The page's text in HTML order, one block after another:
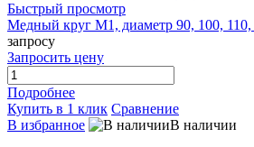
Быстрый просмотр
Медный круг М1, диаметр 90, 100,
запросу
Запросить цену
Подробнее
Купить в 1 клик Сравнение
В избранное
В наличии